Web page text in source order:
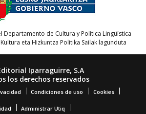
Departamento de Cultura y Política Lingüística
eta Hizkuntza Politika Sailak lagunduta
Iparraguirre, S.A
los derechos reservados
Condiciones de uso Cookies
Administrar Utiq